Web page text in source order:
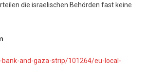
die israelischen Behörden fast keine
and-gaza-strip/101264/eu-local-